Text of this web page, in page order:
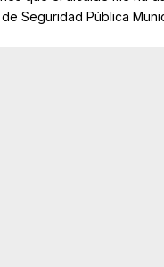
Seguridad Pública